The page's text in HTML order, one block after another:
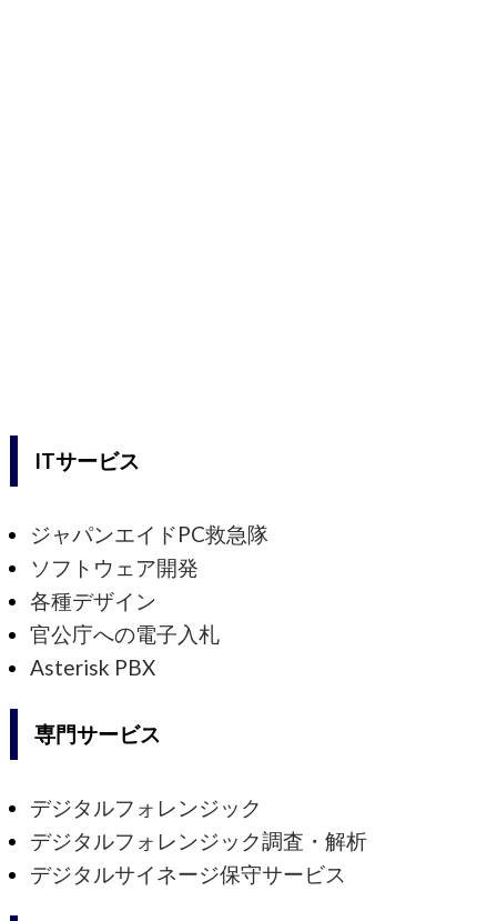
ITサービス
ジャパンエイドPC救急隊
ソフトウェア開発
各種デザイン
官公庁への電子入札
Asterisk PBX
専門サービス
デジタルフォレンジック
デジタルフォレンジック調査・解析
デジタルサイネージ保守サービス